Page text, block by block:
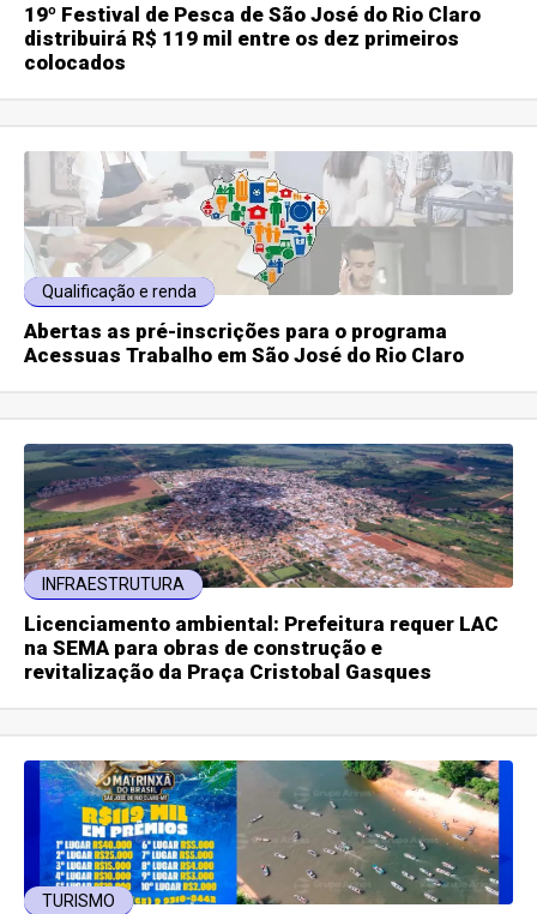
19º Festival de Pesca de São José do Rio Claro
distribuirá R$ 119 mil entre os dez primeiros
colocados
Qualificação e renda
Abertas as pré-inscrições para o programa
Acessuas Trabalho em São José do Rio Claro
INFRAESTRUTURA
Licenciamento ambiental: Prefeitura requer LAC
na SEMA para obras de construção e
revitalização da Praça Cristobal Gasques
TURISMO